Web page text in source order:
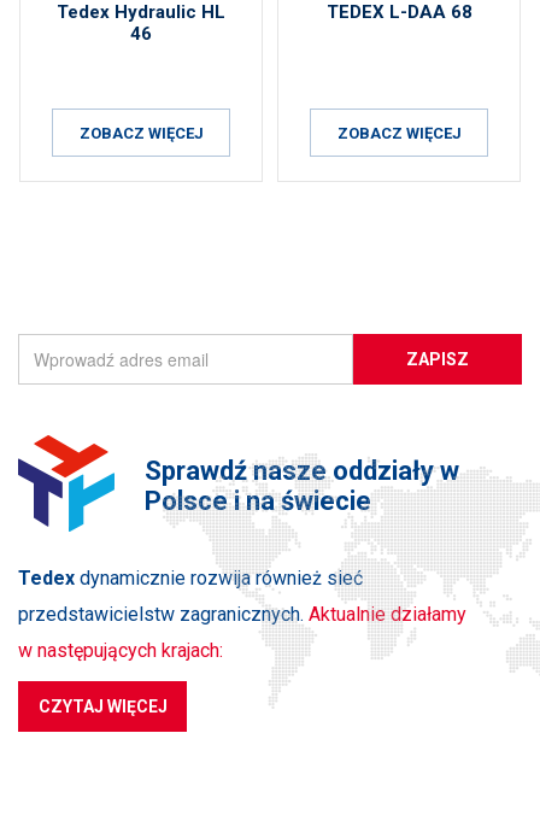
Tedex Hydraulic HL
46
ZOBACZ WIĘCEJ
TEDEX L-DAA 68
ZOBACZ WIĘCEJ
ZAPISZ
Sprawdź nasze oddziały w
Polsce i na świecie
Tedex dynamicznie rozwija również sieć
przedstawicielstw zagranicznych. Aktualnie działamy
w następujących krajach:
CZYTAJ WIĘCEJ